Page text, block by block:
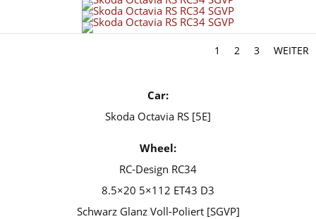
1 2 3 WEITER
Car:
Skoda Octavia RS [5E]
Wheel:
RC-Design RC34
8.5×20 5×112 ET43 D3
Schwarz Glanz Voll-Poliert [SGVP]